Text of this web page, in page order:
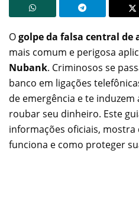
Ogolpe da falsa central de
mais comum e perigosa
Nubank. Criminosos se
banco em ligações
de emergência e te
roubar seu dinheiro. Este
informações oficiais, mostra
funciona e como proteger